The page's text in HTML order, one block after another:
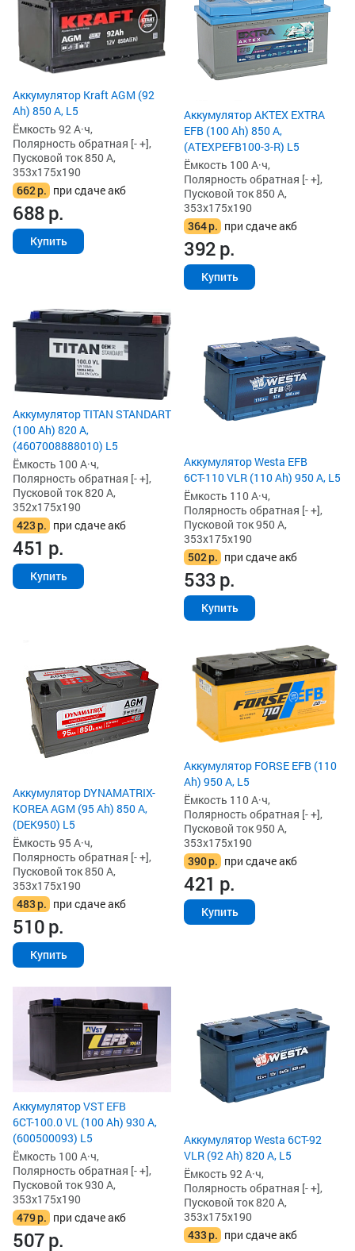
Аккумулятор Kraft AGM (92
Ah) 850 А, L5
Ёмкость 92 А·ч,
Полярность обратная [- +],
Пусковой ток 850 А,
353x175x190
662р. при сдаче акб
688р.
Купить
Аккумулятор AKTEX EXTRA
EFB (100 Ah) 850 А,
(ATEXPEFB100-3-R) L5
Ёмкость 100 А·ч,
Полярность обратная [- +],
Пусковой ток 850 А,
353x175x190
364р. при сдаче акб
392р.
Купить
Аккумулятор TITAN STANDART
(100 Ah) 820 А,
(4607008888010) L5
Ёмкость 100 А·ч,
Полярность обратная [- +],
Пусковой ток 820 А,
352x175x190
423р. при сдаче акб
451 р.
Купить
Аккумулятор Westa EFB
6СТ-110 VLR (110 Ah) 950 А, L5
Ёмкость 110 А·ч,
Полярность обратная [- +],
Пусковой ток 950 А,
353x175x190
502р. при сдаче акб
533р.
Купить
Аккумулятор DYNAMATRIX-
KOREA AGM (95 Ah) 850 А,
(DEK950) L5
Ёмкость 95 А·ч,
Полярность обратная [- +],
Пусковой ток 850 А,
353x175x190
483р. при сдаче акб
510р.
Купить
Аккумулятор FORSE EFB (110
Ah) 950 А, L5
Ёмкость 110 А·ч,
Полярность обратная [- +],
Пусковой ток 950 А,
353x175x190
390р. при сдаче акб
421 р.
Купить
Аккумулятор VST EFB
6СТ-100.0 VL (100 Ah) 930 А,
(600500093) L5
Ёмкость 100 А·ч,
Полярность обратная [- +],
Пусковой ток 930 А,
353x175x190
479р. при сдаче акб
507р.
Аккумулятор Westa 6СТ-92
VLR (92 Ah) 820 А, L5
Ёмкость 92 А·ч,
Полярность обратная [- +],
Пусковой ток 820 А,
353x175x190
433р. при сдаче акб